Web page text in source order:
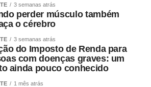
3 semanas atrás
perder músculo também
o cérebro
3 semanas atrás
do Imposto de Renda para
com doenças graves: um
ainda pouco conhecido
1 mês atrás